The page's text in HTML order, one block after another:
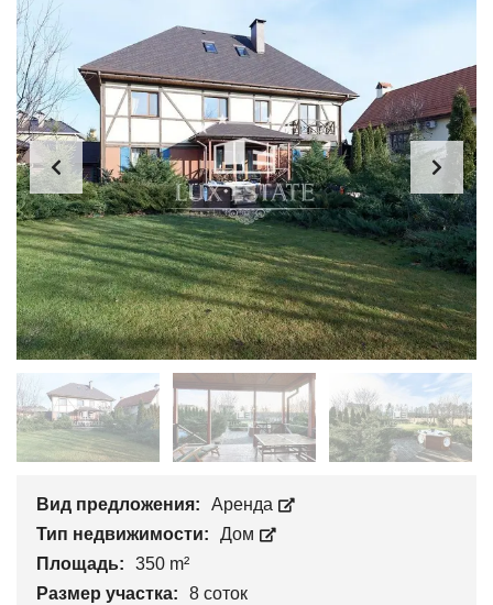
Вид предложения:
Аренда
Тип недвижимости:
Дом
Площадь:
350 m²
Размер участка:
8 соток